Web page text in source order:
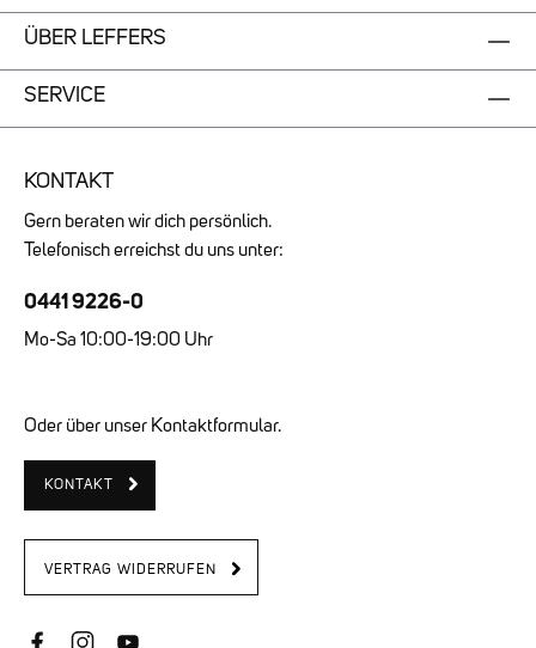
ÜBER LEFFERS
SERVICE
KONTAKT
Gern beraten wir dich persönlich.
Telefonisch erreichst du uns unter:
0441 9226-0
Mo-Sa 10:00-19:00 Uhr
Oder über unser Kontaktformular.
KONTAKT
VERTRAG WIDERRUFEN